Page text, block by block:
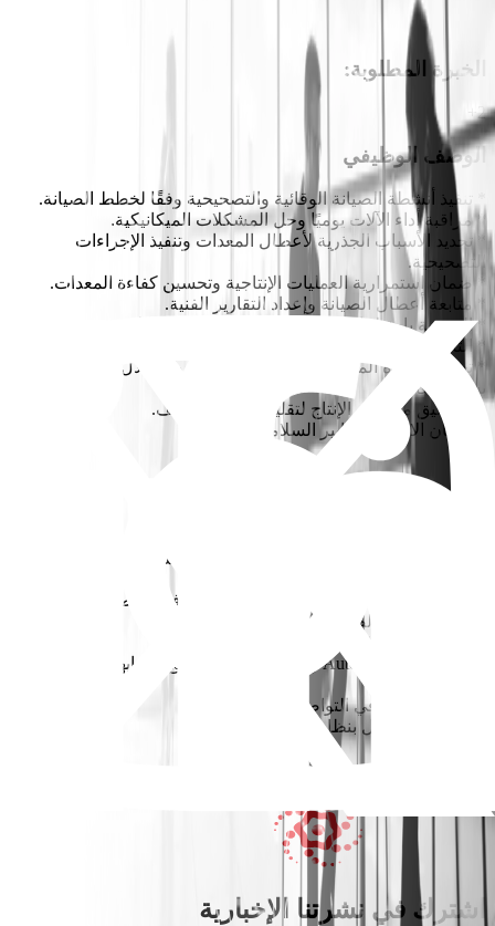
الخبرة المطلوبة:
2+
الوصف الوظيفي
* تنفيذ أنشطة الصيانة الوقائية والتصحيحية وفقًا لخطط الصيانة.
* مراقبة أداء الآلات يوميًا وحل المشكلات الميكانيكية.
* تحديد الأسباب الجذرية لأعطال المعدات وتنفيذ الإجراءات
التصحيحية.
* ضمان استمرارية العمليات الإنتاجية وتحسين كفاءة المعدات.
* متابعة أعطال الصيانة وإعداد التقارير الفنية.
* التوصية باحتياجات قطع الغيار ومراقبة الاستهلاك.
* التأكد من تحديث وثائق الصيانة والسجلات الفنية بدقة.
* تحسين جودة المنتج وتقليل نسب الرفض من خلال ضبط الآلات
بشكل فعال.
* التنسيق مع فرق الإنتاج لتقليل فترات التوقف.
* ضمان الالتزام بمعايير السلامة والتشغيل.
المتطلبات
* خبرة من 2 إلى 3 سنوات في بيئة السلع الاستهلاكية سريعة التداول
* مهارات قوية في حل المشكلات واستكشاف الأعطال.
* معرفة جيدة بالصيانة الوقائية والتصحيحية.
* الإلمام بآلات الإنتاج والمعدات الصناعية.
* المعرفة بـ AutoCAD وSolidWorks أو برامج مشابهة تعتبر ميزة
* مهارات جيدة في التواصل وإعداد التقارير.
* الاستعداد للعمل بنظام الورديات الدورية
اشترك في نشرتنا الإخبارية